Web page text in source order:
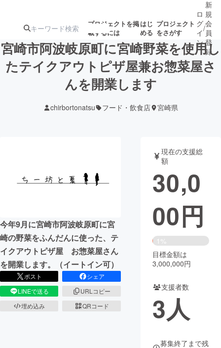
プロジェクトを掲
載するには
はじ
める
プロジェクト
をさがす
注目のリ 注目の新着プロ
ジェクト
募集終了が近いプ
ロジェクト
映像・映画 書籍・雑誌
チャレンジ
まちづくり・地域活性化
CAMPFIRE for Social Good CAMPFIRE Creation
CAMPFIREふるさと納税
コミュニティ
ロ
グ
イ
ン
/
新
規
会
員
登
録
宮崎市阿波岐原町に宮崎野菜を使用し
たテイクアウトピザ屋兼お惣菜屋さ
んを開業します
chirbortonatsu フード・飲食店 宮崎県
今年9月に宮崎市阿波岐原町に宮
崎の野菜をふんだんに使った、テ
イクアウトピザ屋 お惣菜屋さん
を開業します。（イートイン可）
ポスト
シェア
LINEで送る
URLコピー
埋め込み
QRコード
現在の支援総
額
30,0
00円
1%
目標金額は
3,000,000円
支援者数
3人
募集終了まで残